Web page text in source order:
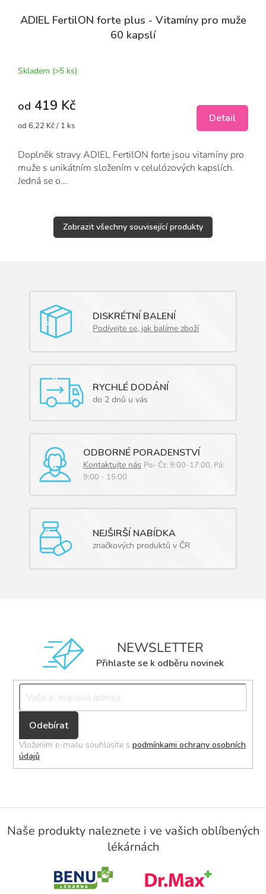
ADIEL FertilON forte plus - Vitamíny pro muže
60 kapslí
produktu
z
hvězdiček.
Skladem (>5 ks)
od 419 Kč
Měrná
od 6,22 Kč / 1 ks
Detail
Doplněk stravy ADIEL FertilON forte jsou vitamíny pro
muže s unikátním složením v celulózových kapslích.
Jedná se o...
Zobrazit všechny související produkty
DISKRÉTNÍ BALENÍ
Podívejte se, jak balíme zboží
RYCHLÉ DODÁNÍ
do 2 dnů u vás
ODBORNÉ PORADENSTVÍ
Kontaktujte nás Po- Čt: 9:00-17:00, Pá:
9:00 - 15:00
NEJŠIRŠÍ NABÍDKA
značkových produktů v ČR
NEWSLETTER
Přihlaste se k odběru novinek
Přihlásit
se
Vložením e-mailu souhlasíte s podmínkami ochrany osobních
údajů
Z
Naše produkty naleznete i ve vašich oblíbených
lékárnách